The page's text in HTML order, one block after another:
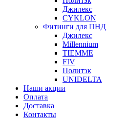
Джилекс
CYKLON
Фитинги для ПНД
Джилекс
Millennium
TIEMME
FIV
Политэк
UNIDELTA
Наши акции
Оплата
Доставка
Контакты